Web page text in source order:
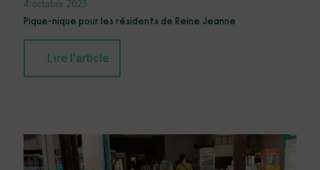
4 octobre 2023
Pique-nique pour les résidents de Reine Jeanne
Lire l'article